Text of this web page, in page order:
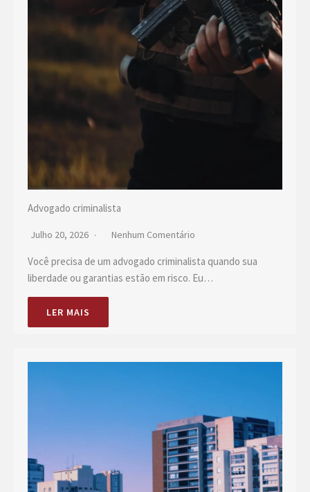
Advogado criminalista
Julho 20, 2026 Nenhum Comentário
Você precisa de um advogado criminalista quando sua
liberdade ou garantias estão em risco. Eu…
LER MAIS